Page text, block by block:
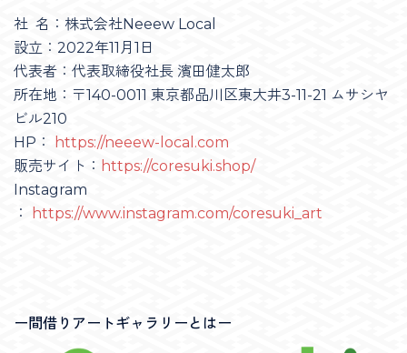
社 名：株式会社Neeew Local
設立：2022年11月1日
代表者：代表取締役社長 濱田健太郎
所在地：〒140-0011 東京都品川区東大井3-11-21 ムサシヤ
ビル210
HP：
https://neeew-local.com
販売サイト： https://coresuki.shop/
Instagram
：
https://www.instagram.com/coresuki_art
ー間借りアートギャラリーとはー